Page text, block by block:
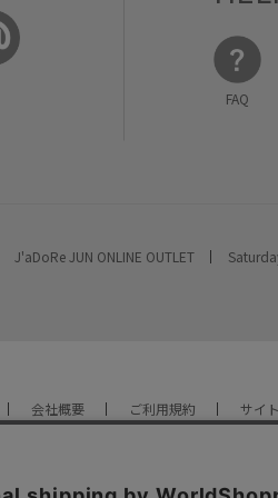
FAQ
J'aDoRe JUN ONLINE OUTLET
会社概要 ご利用規約 サイ